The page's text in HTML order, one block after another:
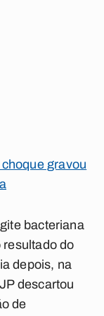
gravou
bacteriana
resultado do
depois, na
descartou
de